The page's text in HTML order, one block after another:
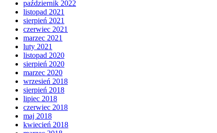
październik 2022
listopad 2021
sierpień 2021
czerwiec 2021
marzec 2021
luty 2021
listopad 2020
sierpień 2020
marzec 2020
wrzesień 2018
sierpień 2018
lipiec 2018
czerwiec 2018
maj 2018
kwiecień 2018